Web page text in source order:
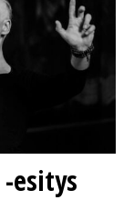
-esitys